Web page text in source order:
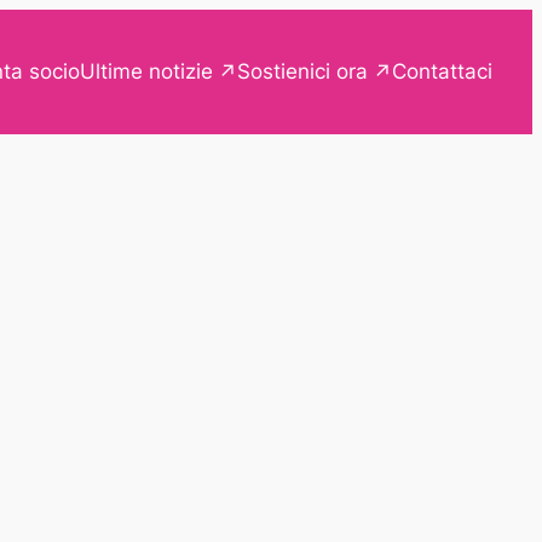
socioUltime notizie Sostienici ora Contattaci